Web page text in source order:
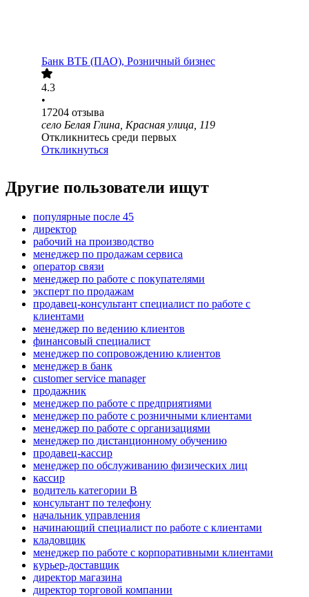
Банк ВТБ (ПАО), Розничный бизнес
4.3
•
17204 отзыва
село Белая Глина, Красная улица, 119
Откликнитесь среди первых
Откликнуться
Другие пользователи ищут
популярные после 45
директор
рабочий на производство
менеджер по продажам сервиса
оператор связи
менеджер по работе с покупателями
эксперт по продажам
продавец-консультант специалист по работе с
клиентами
менеджер по ведению клиентов
финансовый специалист
менеджер по сопровождению клиентов
менеджер в банк
customer service manager
продажник
менеджер по работе с предприятиями
менеджер по работе с розничными клиентами
менеджер по работе с организациями
менеджер по дистанционному обучению
продавец-кассир
менеджер по обслуживанию физических лиц
кассир
водитель категории B
консультант по телефону
начальник управления
начинающий специалист по работе с клиентами
кладовщик
менеджер по работе с корпоративными клиентами
курьер-доставщик
директор магазина
директор торговой компании